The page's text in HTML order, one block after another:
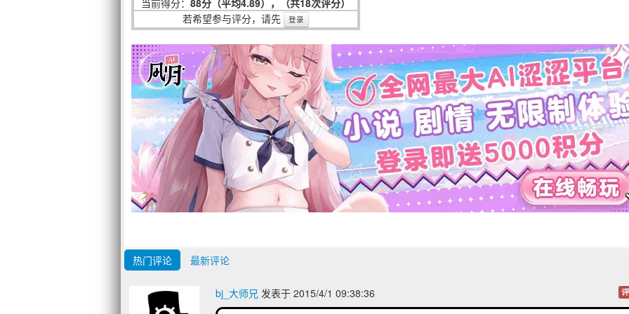
当前得分： 88分（平均4.89），（共18次评分）
若希望参与评分，请先
登录
热门评论 最新评论
bj_大师兄发表于 2015/4/1 09:38:36